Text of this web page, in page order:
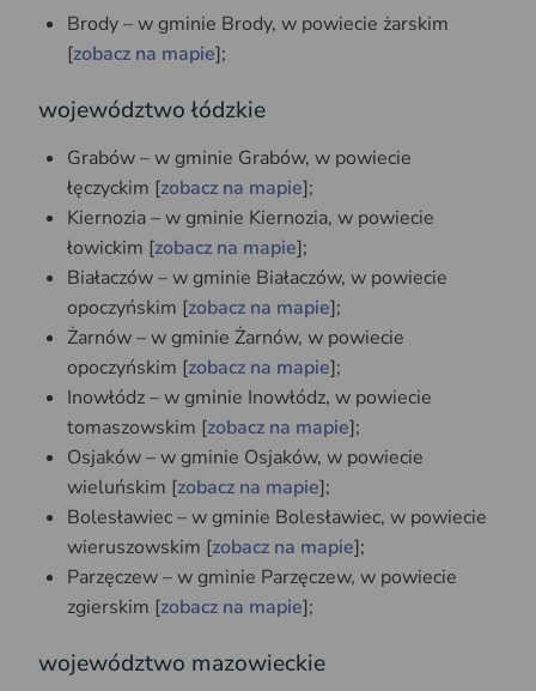
Brody – w gminie Brody, w powiecie żarskim
[zobacz na mapie];
województwo łódzkie
Grabów – w gminie Grabów, w powiecie
łęczyckim [zobacz na mapie];
Kiernozia – w gminie Kiernozia, w powiecie
łowickim [zobacz na mapie];
Białaczów – w gminie Białaczów, w powiecie
opoczyńskim [zobacz na mapie];
Żarnów – w gminie Żarnów, w powiecie
opoczyńskim [zobacz na mapie];
Inowłódz – w gminie Inowłódz, w powiecie
tomaszowskim [zobacz na mapie];
Osjaków – w gminie Osjaków, w powiecie
wieluńskim [zobacz na mapie];
Bolesławiec – w gminie Bolesławiec, w powiecie
wieruszowskim [zobacz na mapie];
Parzęczew – w gminie Parzęczew, w powiecie
zgierskim [zobacz na mapie];
województwo mazowieckie